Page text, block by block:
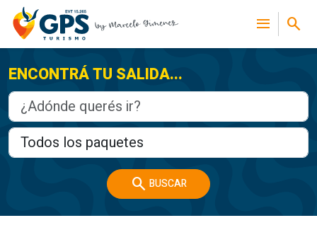
menu search
ENCONTRÁ TU SALIDA...
search BUSCAR